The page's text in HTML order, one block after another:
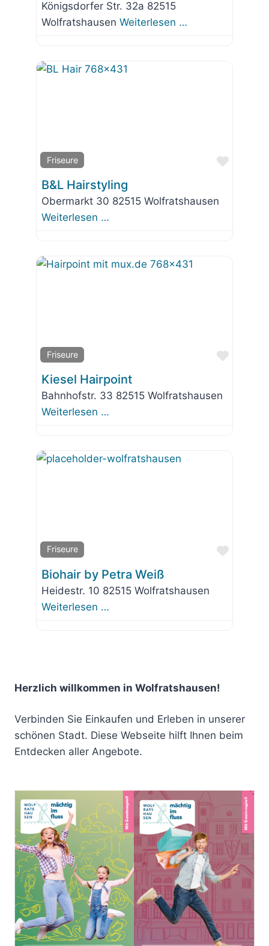
Königsdorfer Str. 32a 82515
Wolfratshausen Weiterlesen …
Friseure
Favorit
B&L Hairstyling
Obermarkt 30 82515 Wolfratshausen
Weiterlesen …
Friseure
Favorit
Kiesel Hairpoint
Bahnhofstr. 33 82515 Wolfratshausen
Weiterlesen …
Friseure
Favorit
Biohair by Petra Weiß
Heidestr. 10 82515 Wolfratshausen
Weiterlesen …
Herzlich willkommen in Wolfratshausen!
Verbinden Sie Einkaufen und Erleben in unserer
schönen Stadt. Diese Webseite hilft Ihnen beim
Entdecken aller Angebote.